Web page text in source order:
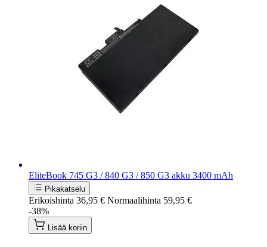
EliteBook 745 G3 / 840 G3 / 850 G3 akku 3400 mAh
Pikakatselu
Erikoishinta 36,95 € Normaalihinta 59,95 €
-38%
Lisää koriin